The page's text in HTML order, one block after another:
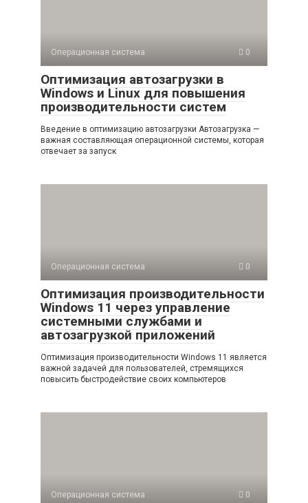
Операционная система 0
Оптимизация автозагрузки в
Windows и Linux для повышения
производительности систем
Введение в оптимизацию автозагрузки Автозагрузка —
важная составляющая операционной системы, которая
отвечает за запуск
Операционная система 0
Оптимизация производительности
Windows 11 через управление
системными службами и
автозагрузкой приложений
Оптимизация производительности Windows 11 является
важной задачей для пользователей, стремящихся
повысить быстродействие своих компьютеров
Операционная система 0